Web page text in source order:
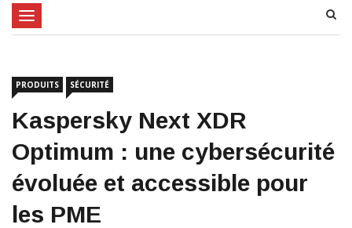
Toggle
navigation
PRODUITS SÉCURITÉ
Kaspersky Next XDR
Optimum : une cybersécurité
évoluée et accessible pour
les PME